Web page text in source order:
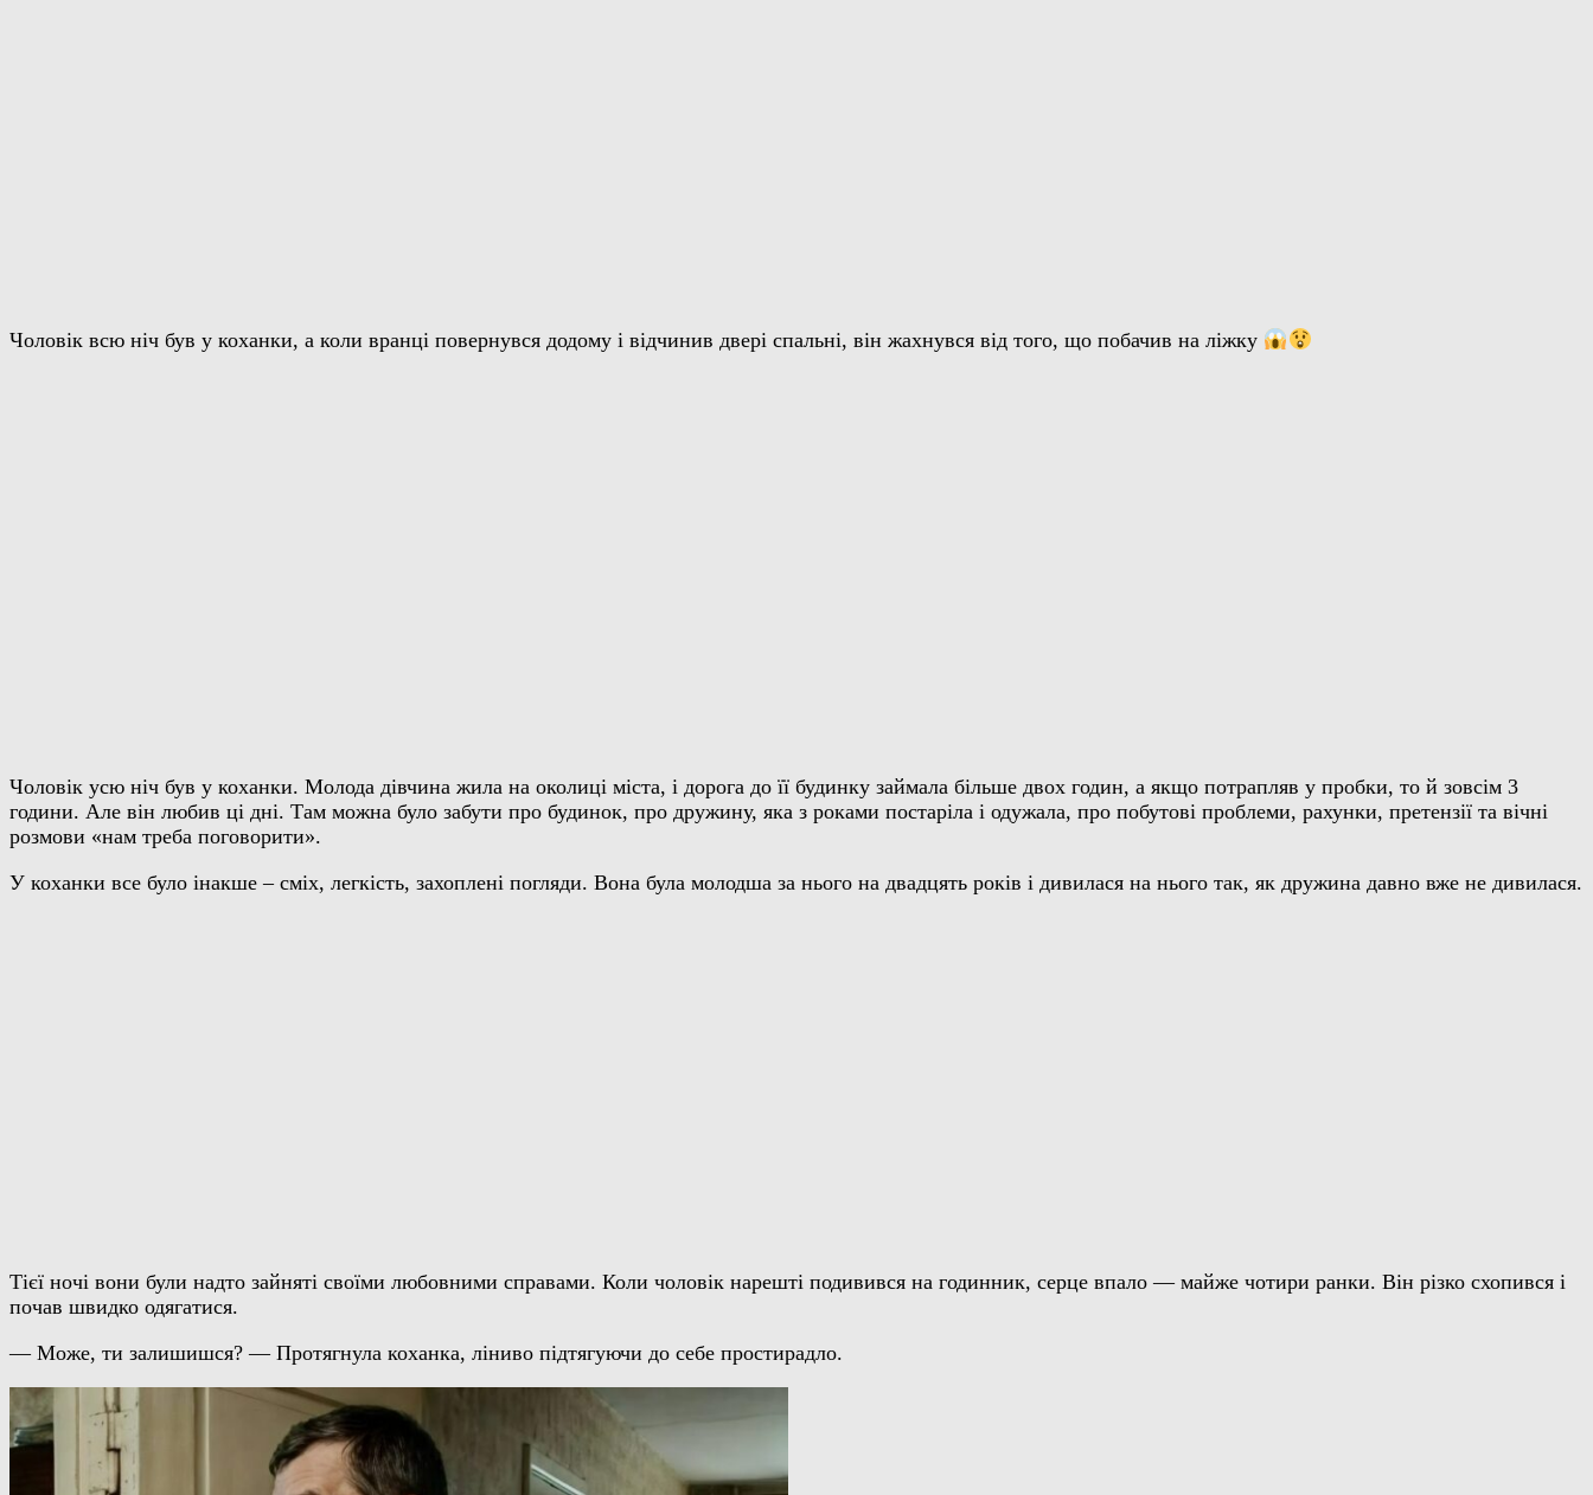
Чоловік всю ніч був у коханки, а коли вранці повернувся додому і відчинив двері спальні, він жахнувся від того, що побачив на ліжку
Чоловік усю ніч був у коханки. Молода дівчина жила на околиці міста, і дорога до її будинку займала більше двох годин, а якщо потрапляв у пробки, то й зовсім 3
години. Але він любив ці дні. Там можна було забути про будинок, про дружину, яка з роками постаріла і одужала, про побутові проблеми, рахунки, претензії та вічні
розмови «нам треба поговорити».
У коханки все було інакше – сміх, легкість, захоплені погляди. Вона була молодша за нього на двадцять років і дивилася на нього так, як дружина давно вже не дивилася.
Тієї ночі вони були надто зайняті своїми любовними справами. Коли чоловік нарешті подивився на годинник, серце впало — майже чотири ранки. Він різко схопився і
почав швидко одягатися.
— Може, ти залишишся? — Протягнула коханка, ліниво підтягуючи до себе простирадло.